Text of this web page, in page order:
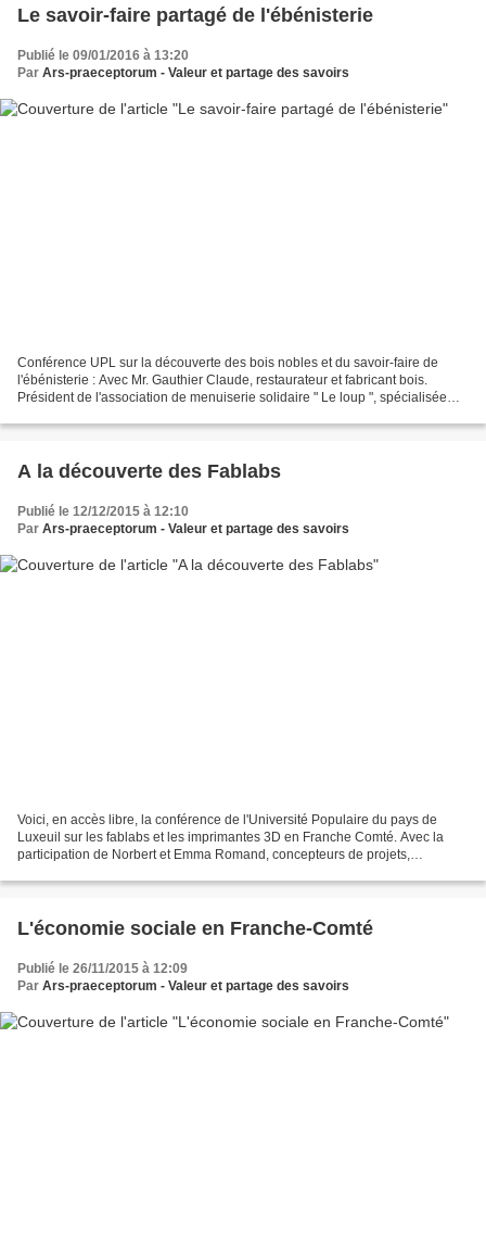
Le savoir-faire partagé de l'ébénisterie
Publié le 09/01/2016 à 13:20
Par Ars-praeceptorum - Valeur et partage des savoirs
Conférence UPL sur la découverte des bois nobles et du savoir-faire de
l'ébénisterie : Avec Mr. Gauthier Claude, restaurateur et fabricant bois.
Président de l'association de menuiserie solidaire " Le loup ", spécialisée
A la découverte des Fablabs
Publié le 12/12/2015 à 12:10
Par Ars-praeceptorum - Valeur et partage des savoirs
Voici, en accès libre, la conférence de l'Université Populaire du pays de
Luxeuil sur les fablabs et les imprimantes 3D en Franche Comté. Avec la
participation de Norbert et Emma Romand, concepteurs de projets,
L'économie sociale en Franche-Comté
Publié le 26/11/2015 à 12:09
Par Ars-praeceptorum - Valeur et partage des savoirs